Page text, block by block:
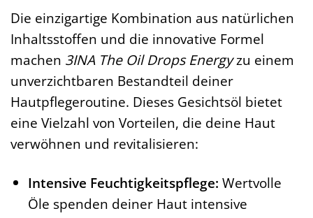
Die einzigartige Kombination aus natürlichen
Inhaltsstoffen und die innovative Formel
machen 3INA The Oil Drops Energyzu einem
unverzichtbaren Bestandteil deiner
Hautpflegeroutine. Dieses Gesichtsöl bietet
eine Vielzahl von Vorteilen, die deine Haut
verwöhnen und revitalisieren:
Intensive Feuchtigkeitspflege: Wertvolle
Öle spenden deiner Haut intensive